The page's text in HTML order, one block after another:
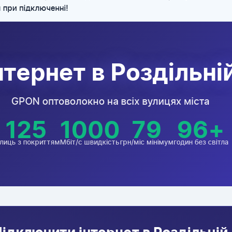
підключенні!
в
GPON оптоволокно на всіх вулицях міста
125
з покриттям1000
Мбіт/с швидкість 79
грн/міс мінімум 96+
годин без світла